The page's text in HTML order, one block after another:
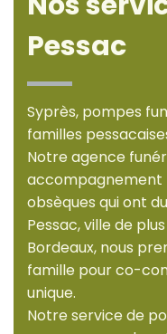
Pessac
Syprès, pompes
familles
Notre agence
accompagnement
obsèques qui ont
Pessac, ville de
Bordeaux, nous
famille pour co-
unique.
Notre service de